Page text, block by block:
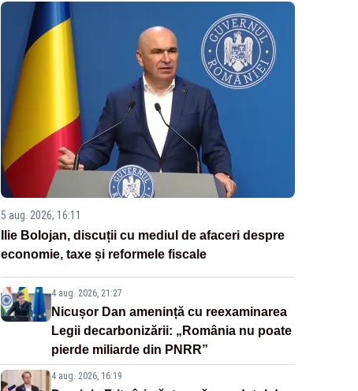
5 aug. 2026, 16:11
Ilie Bolojan, discuții cu mediul de afaceri despre
economie, taxe și reformele fiscale
4 aug. 2026, 21:27
Nicușor Dan amenință cu reexaminarea
Legii decarbonizării: „România nu poate
pierde miliarde din PNRR”
4 aug. 2026, 16:19